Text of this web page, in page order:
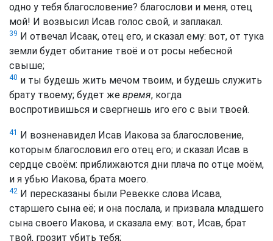
одно у тебя благословение? благослови и меня, отец
мой! И возвысил Исав голос свой, и заплакал.
39 И отвечал Исаак, отец его, и сказал ему: вот, от тука
земли будет обитание твоё и от росы небесной
свыше;
40 и ты будешь жить мечом твоим, и будешь служить
брату твоему; будет же время, когда
воспротивишься и свергнешь иго его с выи твоей.
41 И возненавидел Исав Иакова за благословение,
которым благословил его отец его; и сказал Исав в
сердце своём: приближаются дни плача по отце моём,
и я убью Иакова, брата моего.
42 И пересказаны были Ревекке слова Исава,
старшего сына её; и она послала, и призвала младшего
сына своего Иакова, и сказала ему: вот, Исав, брат
твой, грозит убить тебя;